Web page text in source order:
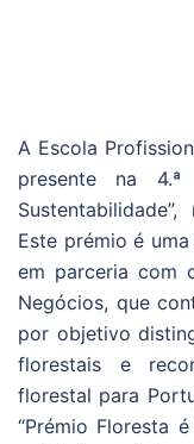
A Escola
presente na
Este prémio é
em parceria com
Negócios, que
por objetivo
florestais e
florestal para
“Prémio Floresta